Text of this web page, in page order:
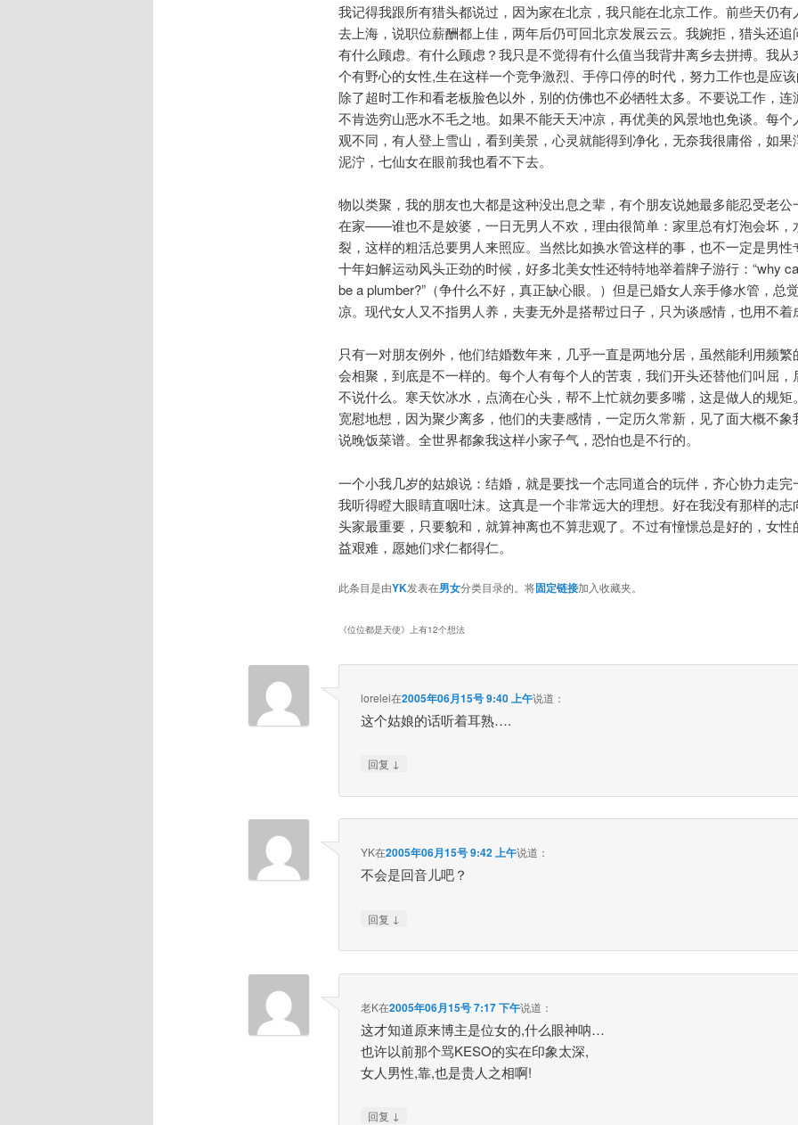
我记得我跟所有猎头都说过，因为家在北京，我只能在北京工作。前些天仍有
去上海，说职位薪酬都上佳，两年后仍可回北京发展云云。我婉拒，猎头还追
有什么顾虑。有什么顾虑？我只是不觉得有什么值当我背井离乡去拼搏。我从
个有野心的女性,生在这样一个竞争激烈、手停口停的时代，努力工作也是应
除了超时工作和看老板脸色以外，别的仿佛也不必牺牲太多。不要说工作，连
不肯选穷山恶水不毛之地。如果不能天天冲凉，再优美的风景地也免谈。每个
观不同，有人登上雪山，看到美景，心灵就能得到净化，无奈我很庸俗，如果
泥泞，七仙女在眼前我也看不下去。
物以类聚，我的朋友也大都是这种没出息之辈，有个朋友说她最多能忍受老公
在家——谁也不是姣婆，一日无男人不欢，理由很简单：家里总有灯泡会坏，
裂，这样的粗活总要男人来照应。当然比如换水管这样的事，也不一定是男性
十年妇解运动风头正劲的时候，好多北美女性还特特地举着牌子游行：“why
be a plumber?”（争什么不好，真正缺心眼。）但是已婚女人亲手修水管，总
凉。现代女人又不指男人养，夫妻无外是搭帮过日子，只为谈感情，也用不着
只有一对朋友例外，他们结婚数年来，几乎一直是两地分居，虽然能利用频繁
会相聚，到底是不一样的。每个人有每个人的苦衷，我们开头还替他们叫屈，
不说什么。寒天饮冰水，点滴在心头，帮不上忙就勿要多嘴，这是做人的规矩
宽慰地想，因为聚少离多，他们的夫妻感情，一定历久常新，见了面大概不象
说晚饭菜谱。全世界都象我这样小家子气，恐怕也是不行的。
一个小我几岁的姑娘说：结婚，就是要找一个志同道合的玩伴，齐心协力走完
我听得瞪大眼睛直咽吐沫。这真是一个非常远大的理想。好在我没有那样的志
头家最重要，只要貌和，就算神离也不算悲观了。不过有憧憬总是好的，女性
益艰难，愿她们求仁都得仁。
此条目是由YK发表在男女分类目录的。将固定链接加入收藏夹。
《位位都是天使》上有12个想法
lorelei在2005年06月15号 9:40 上午说道：
这个姑娘的话听着耳熟….
回复 ↓
YK在2005年06月15号 9:42 上午说道：
不会是回音儿吧？
回复 ↓
老K在2005年06月15号 7:17 下午说道：
这才知道原来博主是位女的,什么眼神呐…
也许以前那个骂KESO的实在印象太深,
女人男性,靠,也是贵人之相啊!
回复 ↓